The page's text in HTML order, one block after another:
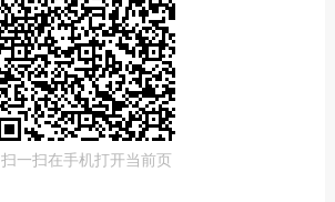
扫一扫在手机打开当前页